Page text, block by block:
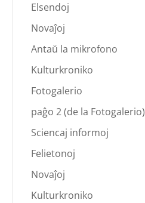
Elsendoj
Novaĵoj
Antaŭ la mikrofono
Kulturkroniko
Fotogalerio
paĝo 2 (de la Fotogalerio)
Sciencaj informoj
Felietonoj
Novaĵoj
Kulturkroniko